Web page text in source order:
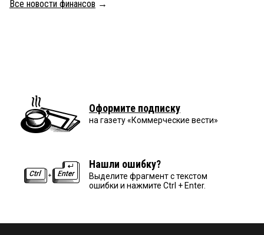
Все новости финансов →
Оформите подписку
на газету «Коммерческие вести»
Нашли ошибку?
Выделите фрагмент с текстом
ошибки и нажмите Ctrl + Enter.